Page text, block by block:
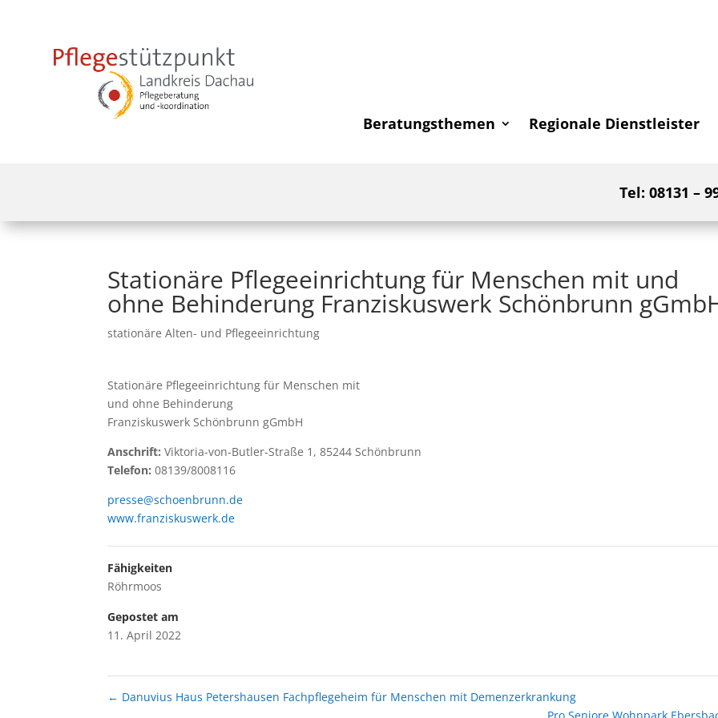
Beratungsthemen Regionale Dienstleister
Tel: 08131 –
Stationäre Pflegeeinrichtung für Menschen mit und
ohne Behinderung Franziskuswerk Schönbrunn
stationäre Alten- und Pflegeeinrichtung
Stationäre Pflegeeinrichtung für Menschen mit
und ohne Behinderung
Franziskuswerk Schönbrunn gGmbH
Anschrift:Viktoria-von-Butler-Straße 1, 85244 Schönbrunn
Telefon:08139/8008116
presse@schoenbrunn.de
www.franziskuswerk.de
Fähigkeiten
Röhrmoos
Gepostet am
11. April 2022
← Danuvius Haus Petershausen Fachpflegeheim für Menschen mit Demenzerkrankung